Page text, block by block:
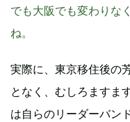
でも大阪でも変わりな
ね。
実際に、東京移住後の
となく、むしろますま
は自らのリーダーバン